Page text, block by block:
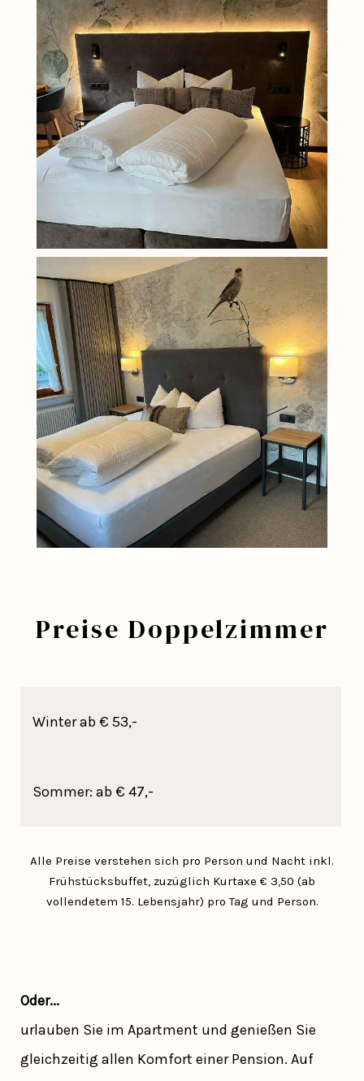
Preise Doppelzimmer
Winter ab € 53,-
Sommer: ab € 47,-
Alle Preise verstehen sich pro Person und Nacht inkl.
Frühstücksbuffet, zuzüglich Kurtaxe € 3,50 (ab
vollendetem 15. Lebensjahr) pro Tag und Person.
Oder...
urlauben Sie im Apartment und genießen Sie
gleichzeitig allen Komfort einer Pension. Auf